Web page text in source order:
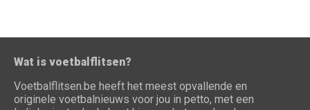
Wat is voetbalflitsen?
Voetbalflitsen.be heeft het meest opvallende en
originele voetbalnieuws voor jou in petto, met een